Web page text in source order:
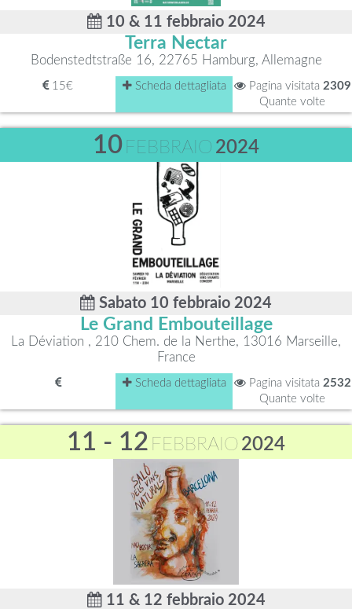
10 & 11 febbraio 2024
Terra Nectar
Bodenstedtstraße 16, 22765 Hamburg, Allemagne
15€ Scheda dettagliata Pagina visitata 2309
Quante volte
10 FEBBRAIO 2024
Sabato 10 febbraio 2024
Le Grand Embouteillage
La Déviation , 210 Chem. de la Nerthe, 13016 Marseille,
France
Scheda dettagliata Pagina visitata 2532
Quante volte
11 - 12 FEBBRAIO 2024
11 & 12 febbraio 2024